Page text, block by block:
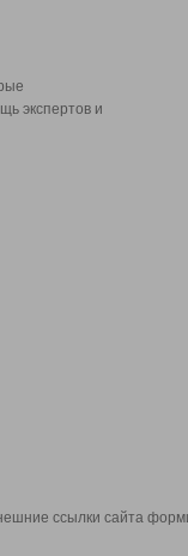
экспертов и
ссылки сайта